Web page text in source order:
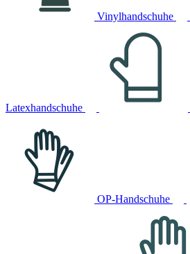
Vinylhandschuhe
Latexhandschuhe
OP-Handschuhe